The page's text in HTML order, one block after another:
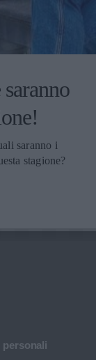
saranno i
stagione?